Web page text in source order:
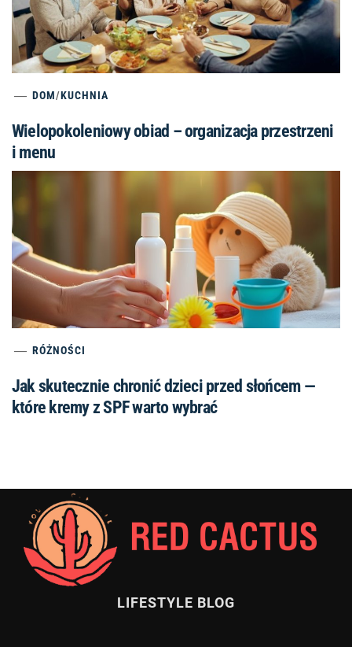
DOM/KUCHNIA
Wielopokoleniowy obiad – organizacja przestrzeni
i menu
RÓŻNOŚCI
Jak skutecznie chronić dzieci przed słońcem —
które kremy z SPF warto wybrać
LIFESTYLE BLOG